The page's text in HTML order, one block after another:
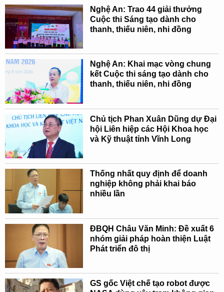
Nghệ An: Trao 44 giải thưởng
Cuộc thi Sáng tạo dành cho
thanh, thiếu niên, nhi đồng
Nghệ An: Khai mạc vòng chung
kết Cuộc thi sáng tạo dành cho
thanh, thiếu niên, nhi đồng
Chủ tịch Phan Xuân Dũng dự Đại
hội Liên hiệp các Hội Khoa học
và Kỹ thuật tỉnh Vĩnh Long
Thống nhất quy định để doanh
nghiệp không phải khai báo
nhiều lần
ĐBQH Châu Văn Minh: Đề xuất 6
nhóm giải pháp hoàn thiện Luật
Phát triển đô thị
GS gốc Việt chế tạo robot được